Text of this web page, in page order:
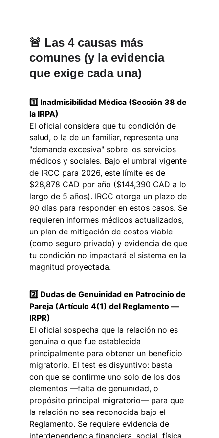
🚨 Las 4 causas más
comunes (y la evidencia
que exige cada una)
1️⃣ Inadmisibilidad Médica (Sección 38 de
la IRPA)
El oficial considera que tu condición de
salud, o la de un familiar, representa una
"demanda excesiva" sobre los servicios
médicos y sociales. Bajo el umbral vigente
de IRCC para 2026, este límite es de
$28,878 CAD por año ($144,390 CAD a lo
largo de 5 años). IRCC otorga un plazo de
90 días para responder en estos casos. Se
requieren informes médicos actualizados,
un plan de mitigación de costos viable
(como seguro privado) y evidencia de que
tu condición no impactará el sistema en la
magnitud proyectada.
2️⃣ Dudas de Genuinidad en Patrocinio de
Pareja (Artículo 4(1) del Reglamento —
IRPR)
El oficial sospecha que la relación no es
genuina o que fue establecida
principalmente para obtener un beneficio
migratorio. El test es disyuntivo: basta
con que se confirme uno solo de los dos
elementos —falta de genuinidad, o
propósito principal migratorio— para que
la relación no sea reconocida bajo el
Reglamento. Se requiere evidencia de
interdependencia financiera, social, física